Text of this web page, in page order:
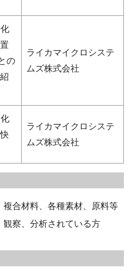
の
ライカマイクロシステ
ムズ株式会社
ライカマイクロシステ
ムズ株式会社
合材料、各種素材、原料等
察、分析されている方